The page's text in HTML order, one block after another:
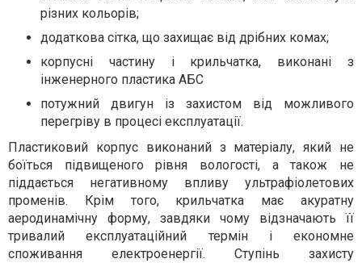
різних кольорів;
додаткова сітка, що захищає від дрібних комах;
корпусні частину і крильчатка, виконані з
інженерного пластика АБС
потужний двигун із захистом від можливого
перегріву в процесі експлуатації.
Пластиковий корпус виконаний з матеріалу, який не
боїться підвищеного рівня вологості, а також не
піддається негативному впливу ультрафіолетових
променів. Крім того, крильчатка має акуратну
аеродинамічну форму, завдяки чому відзначають її
тривалий експлуатаційний термін і економне
споживання електроенергії. Ступінь захисту